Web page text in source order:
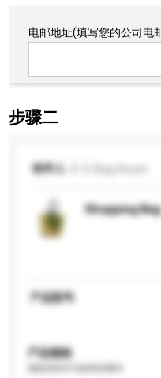
电邮地址(填写您的公司电
步骤二
收件人
Shopping Bag
产品型号
产品规格